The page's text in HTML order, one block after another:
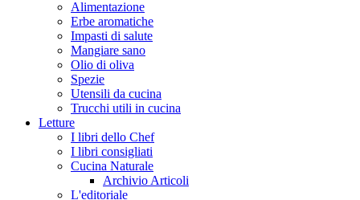
Alimentazione
Erbe aromatiche
Impasti di salute
Mangiare sano
Olio di oliva
Spezie
Utensili da cucina
Trucchi utili in cucina
Letture
I libri dello Chef
I libri consigliati
Cucina Naturale
Archivio Articoli
L'editoriale